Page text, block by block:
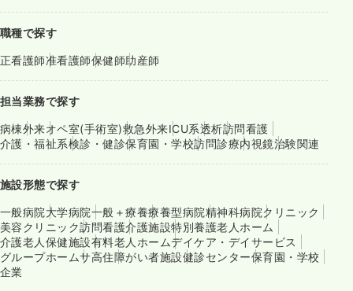
職種で探す
正看護師准看護師保健師助産師
担当業務で探す
病棟外来オペ室(手術室)救急外来ICU系透析訪問看護
介護・福祉系検診・健診保育園・学校訪問診療内視鏡治験関連
施設形態で探す
一般病院大学病院一般＋療養療養型病院精神科病院クリニック
美容クリニック訪問看護介護施設特別養護老人ホーム
介護老人保健施設有料老人ホームデイケア・デイサービス
グループホームサ高住障がい者施設健診センター保育園・学校
企業